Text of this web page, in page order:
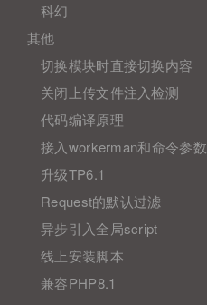
科幻
其他
切换模块时直接切换内容
关闭上传文件注入检测
代码编译原理
接入workerman和命令参数
升级TP6.1
Request的默认过滤
异步引入全局script
线上安装脚本
兼容PHP8.1